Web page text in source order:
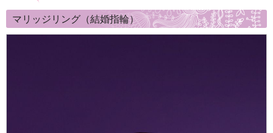
マリッジリング（結婚指輪）